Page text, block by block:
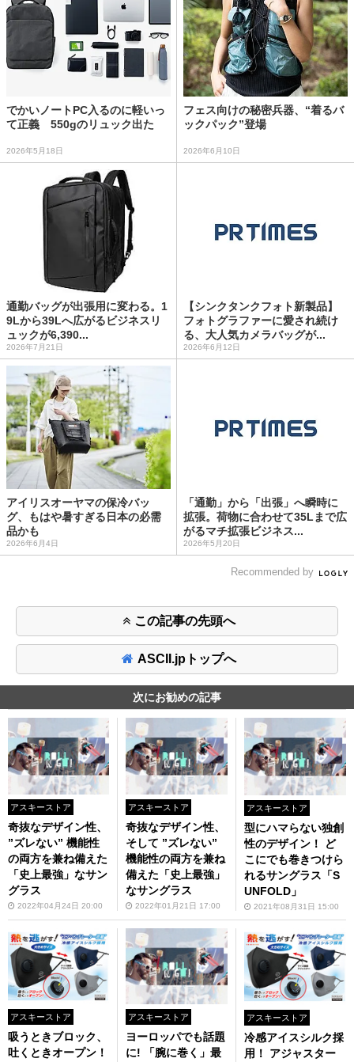
でかいノートPC入るのに軽いっ
て正義 550gのリュック出た
2026年5月18日
フェス向けの秘密兵器、“着るバ
ックパック”登場
2026年6月10日
通勤バッグが出張用に変わる。1
9Lから39Lへ広がるビジネスリ
ュックが6,390...
2026年7月21日
【シンクタンクフォト新製品】
フォトグラファーに愛され続け
る、大人気カメラバッグが...
2026年6月12日
アイリスオーヤマの保冷バッ
グ、もはや暑すぎる日本の必需
品かも
2026年6月4日
「通勤」から「出張」へ瞬時に
拡張。荷物に合わせて35Lまで広
がるマチ拡張ビジネス...
2026年5月20日
Recommended by
この記事の先頭へ
ASCII.jpトップへ
次にお勧めの記事
アスキーストア
奇抜なデザイン性、
”ズレない” 機能性
の両方を兼ね備えた
「史上最強」なサン
グラス
2022年04月24日 20:00
アスキーストア
奇抜なデザイン性、
そして ”ズレない”
機能性の両方を兼ね
備えた「史上最強」
なサングラス
2022年01月21日 17:00
アスキーストア
型にハマらない独創
性のデザイン！ ど
こにでも巻きつけら
れるサングラス「S
UNFOLD」
2021年08月31日 15:00
アスキーストア
吸うときブロック、
吐くときオープン！
アスキーストア
ヨーロッパでも話題
に! 「腕に巻く」最
アスキーストア
冷感アイスシルク採
用！ アジャスター